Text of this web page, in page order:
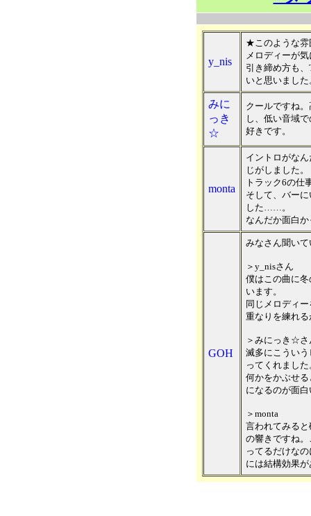
y_nis
★このような雰
メロディーが
引き締め方も
いと思いました
みに
っき
☆
クールですね
し、低い音域
好きです。
monta
イントロがな
じがしました。
トラック6の仕
そして、バー
した……。
なんだか面白
GOH
みなさん聞い
＞y_nisさん
僕はこの曲に
います。
同じメロディ
重なりを練れ
＞みにっき☆さ
滅多にこうい
ってくれまし
何かをかぶせ
になるのが面
＞monta
言われてみる
の響きですね
ってるだけな
には結構効果